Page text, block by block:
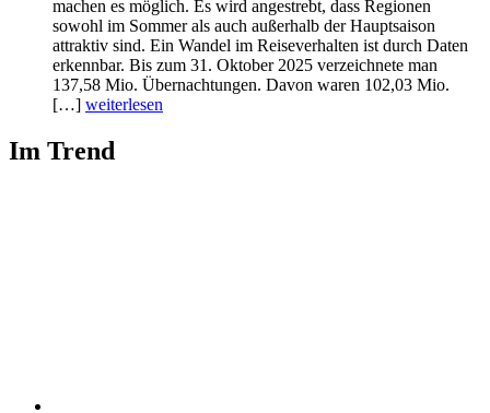
machen es möglich. Es wird angestrebt, dass Regionen
sowohl im Sommer als auch außerhalb der Hauptsaison
attraktiv sind. Ein Wandel im Reiseverhalten ist durch Daten
erkennbar. Bis zum 31. Oktober 2025 verzeichnete man
137,58 Mio. Übernachtungen. Davon waren 102,03 Mio.
[…] weiterlesen
Im Trend